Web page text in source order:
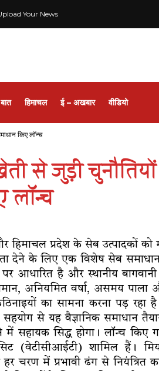
Your News
हिमाचल ई – अखबार वीडियो
किए लॉन्च
से जुड़ी
हिमाचल प्रदेश के सेब उत्पादकों को
देने के लिए एक विशेष सेब समाधान
पर आधारित है और स्थानीय
अनियमित वर्षा, असमय
का सामना करना पड़ रहा
से यह वैज्ञानिक समाधान
सिद्ध होगा। लॉन्च किए
(वेटीसीआईटी) शामिल हैं।
चरण में प्रभावी ढंग से नियंत्रित